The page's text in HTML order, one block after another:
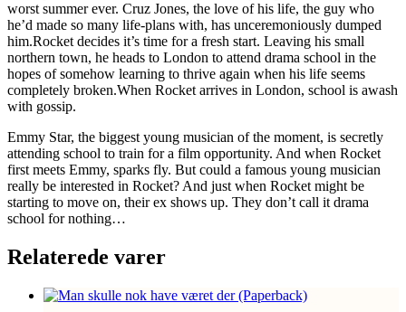
worst summer ever. Cruz Jones, the love of his life, the guy who
he’d made so many life-plans with, has unceremoniously dumped
him.Rocket decides it’s time for a fresh start. Leaving his small
northern town, he heads to London to attend drama school in the
hopes of somehow learning to thrive again when his life seems
completely broken.When Rocket arrives in London, school is awash
with gossip.
Emmy Star, the biggest young musician of the moment, is secretly
attending school to train for a film opportunity. And when Rocket
first meets Emmy, sparks fly. But could a famous young musician
really be interested in Rocket? And just when Rocket might be
starting to move on, their ex shows up. They don’t call it drama
school for nothing…
Relaterede varer